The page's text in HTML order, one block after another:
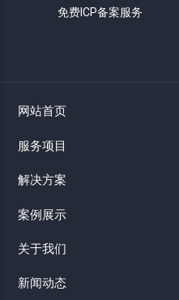
免费ICP备案服务
网站首页
服务项目
解决方案
案例展示
关于我们
新闻动态